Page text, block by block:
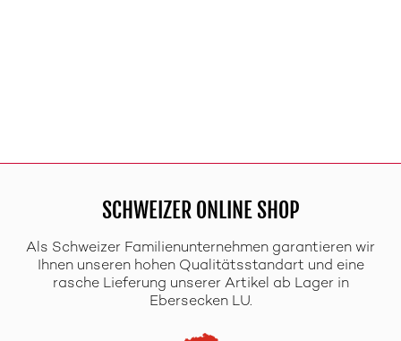
SCHWEIZER ONLINE SHOP
Als Schweizer Familienunternehmen garantieren wir
Ihnen unseren hohen Qualitätsstandart und eine
rasche Lieferung unserer Artikel ab Lager in
Ebersecken LU.